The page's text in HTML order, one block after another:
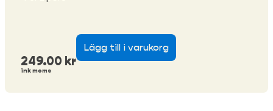
249.00 kr
ink moms
Lägg till i varukorg